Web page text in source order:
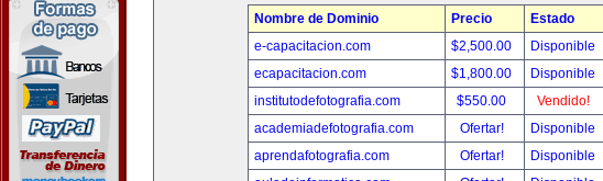
Nombre de Dominio Precio
Estado
e-capacitacion.com
$2,500.00
Disponible
ecapacitacion.com
$1,800.00
Disponible
institutodefotografia.com
$550.00
Vendido!
academiadefotografia.com
Ofertar!
Disponible
aprendafotografia.com
Ofertar!
Disponible